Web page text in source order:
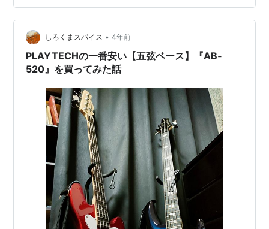
190W。先日ご紹介したZOOMのMS-50Gのプリアンプ使
えば小さなペダルアンプができますね。ホント、小さい
のに大音量です。まぁ、…
しろくまスパイス • 4年前
PLAYTECHの一番安い【五弦ベース】『AB‐
520』を買ってみた話